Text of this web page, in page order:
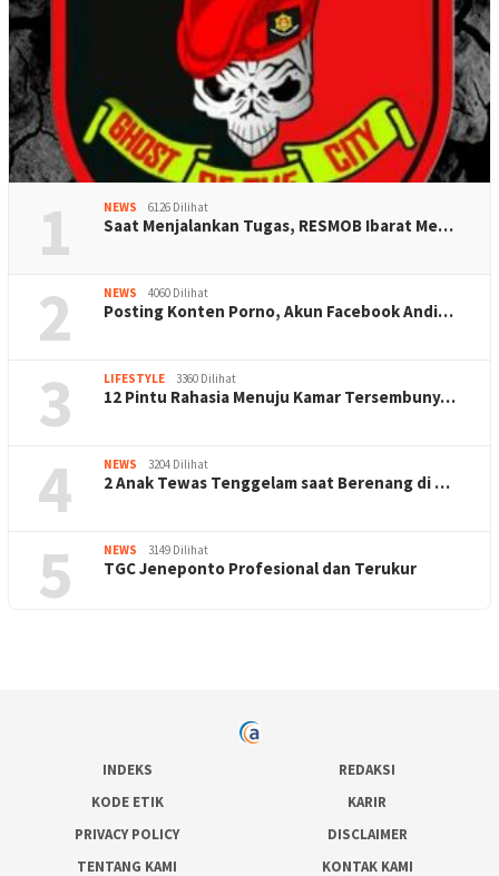
1 NEWS 6126 Dilihat
Saat Menjalankan Tugas, RESMOB Ibarat Me…
2 NEWS 4060 Dilihat
Posting Konten Porno, Akun Facebook Andi…
3 LIFESTYLE 3360 Dilihat
12 Pintu Rahasia Menuju Kamar Tersembuny…
4 NEWS 3204 Dilihat
2 Anak Tewas Tenggelam saat Berenang di …
5 NEWS 3149 Dilihat
TGC Jeneponto Profesional dan Terukur
INDEKS
REDAKSI
KODE ETIK
KARIR
PRIVACY POLICY
DISCLAIMER
TENTANG KAMI
KONTAK KAMI